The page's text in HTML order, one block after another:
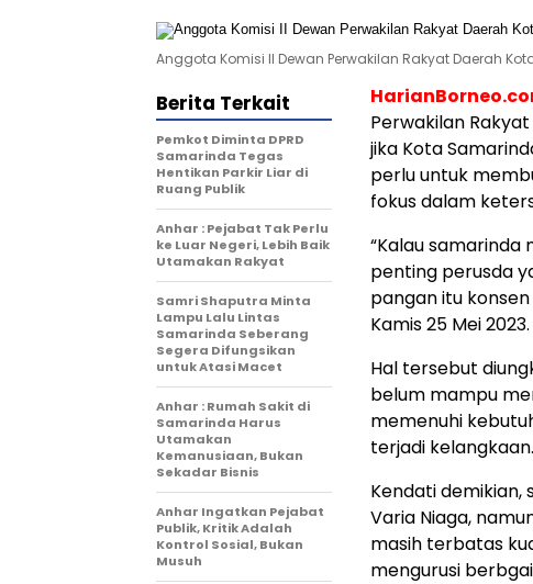
Anggota Komisi II Dewan Perwakilan Rakyat Daerah
Perwakilan
jika Kota
perlu untuk
fokus dalam
“Kalau
penting perusda
pangan itu
Kamis 25 Mei 2023.
Hal tersebut
belum mampu
memenuhi
terjadi kelangkaan.
Kendati demikian,
Varia Niaga,
masih terbatas
mengurusi
Berita Terkait
Pemkot Diminta DPRD
Samarinda Tegas
Hentikan Parkir Liar di
Ruang Publik
Anhar : Pejabat Tak Perlu
ke Luar Negeri, Lebih Baik
Utamakan Rakyat
Samri Shaputra Minta
Lampu Lalu Lintas
Samarinda Seberang
Segera Difungsikan
untuk Atasi Macet
Anhar : Rumah Sakit di
Samarinda Harus
Utamakan
Kemanusiaan, Bukan
Sekadar Bisnis
Anhar Ingatkan Pejabat
Publik, Kritik Adalah
Kontrol Sosial, Bukan
Musuh